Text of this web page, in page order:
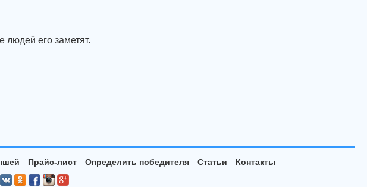
людей его заметят.
Прайс-лист Определить победителя Статьи
Контакты